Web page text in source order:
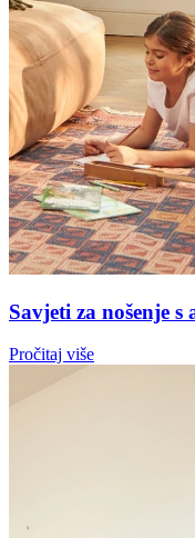
Savjeti za nošenje s
Pročitaj više